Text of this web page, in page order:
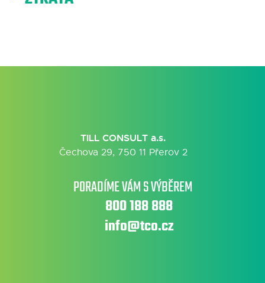
TILL CONSULT a.s.
Čechova 29, 750 11 Přerov 2
PORADÍME VÁM S VÝBĚREM
800 188 888
info@tco.cz